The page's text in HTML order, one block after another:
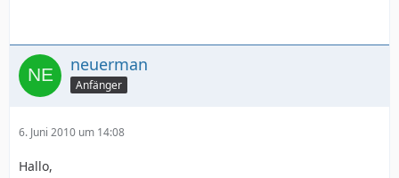
neuerman
Anfänger
6. Juni 2010 um 14:08
Hallo,